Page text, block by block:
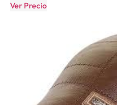
Ver Precio